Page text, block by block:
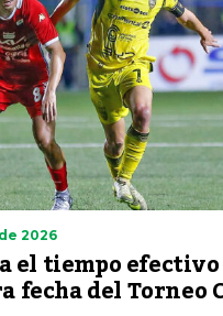
2026
el tiempo efectivo
fecha del Torneo